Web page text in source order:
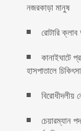
নজরকাড়া মানুষ ‎
রোটারি ক্লাব
কানাইঘাটে
হাসপাতালে
বিরোধীদলীয়
চেয়ারম্যান